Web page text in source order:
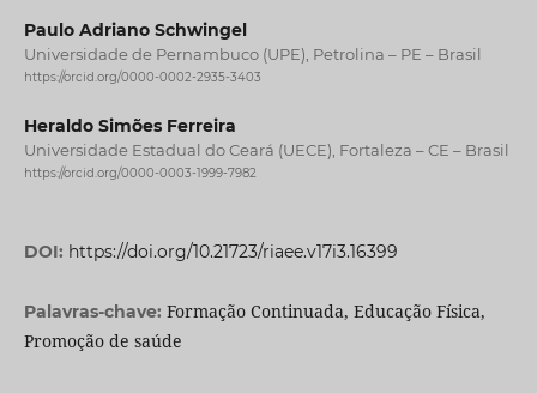
Paulo Adriano Schwingel
Universidade de Pernambuco (UPE), Petrolina – PE – Brasil
https://orcid.org/0000-0002-2935-3403
Heraldo Simões Ferreira
Universidade Estadual do Ceará (UECE), Fortaleza – CE – Brasil
https://orcid.org/0000-0003-1999-7982
DOI: https://doi.org/10.21723/riaee.v17i3.16399
Palavras-chave: Formação Continuada, Educação Física,
Promoção de saúde